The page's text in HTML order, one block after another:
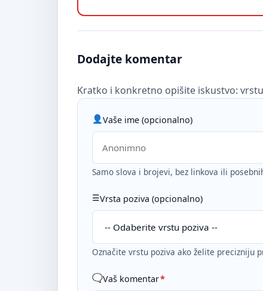
Dodajte komentar
Kratko i konkretno opišite iskustvo:
Vaše ime (opcionalno)
Samo slova i brojevi, bez linkova ili
Vrsta poziva (opcionalno)
Označite vrstu poziva ako želite precizniju
Vaš komentar*